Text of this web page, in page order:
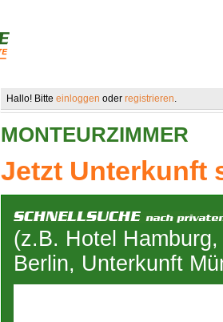
Hallo! Bitte einloggen oder registrieren.
MONTEURZIMMER
Jetzt Unterkunft
(z.B. Hotel
Berlin, Unterkunft